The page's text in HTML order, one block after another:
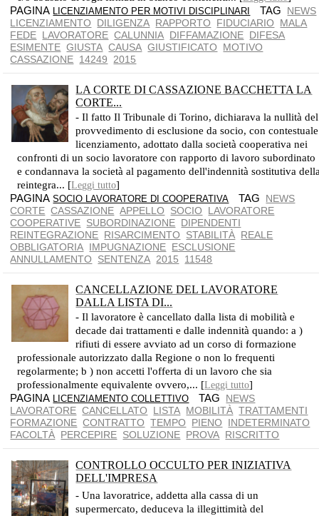
PAGINA LICENZIAMENTO PER MOTIVI DISCIPLINARI TAG NEWS
LICENZIAMENTO
DILIGENZA RAPPORTO FIDUCIARIO
MALA
FEDE LAVORATORE CALUNNIA DIFFAMAZIONE DIFESA
ESIMENTE GIUSTA CAUSA GIUSTIFICATO
MOTIVO
CASSAZIONE 14249 2015
LA CORTE DI CASSAZIONE BACCHETTA LA
CORTE...
- Il fatto Il Tribunale di Torino, dichiarava la nullità del
provvedimento di esclusione da socio, con contestuale
licenziamento, adottato dalla società cooperativa nei
confronti di un socio lavoratore con rapporto di lavoro subordinato
e condannava la società al pagamento dell'indennità sostitutiva
reintegra... [Leggi tutto]
PAGINASOCIO LAVORATORE DI COOPERATIVA TAG NEWS
CORTE CASSAZIONE APPELLO SOCIO
LAVORATORE
COOPERATIVE SUBORDINAZIONE DIPENDENTI
REINTEGRAZIONE RISARCIMENTO STABILITÀ REALE
OBBLIGATORIA IMPUGNAZIONE ESCLUSIONE
ANNULLAMENTO
SENTENZA 2015 11548
CANCELLAZIONE DEL LAVORATORE
DALLA LISTA DI...
- Il lavoratore è cancellato dalla lista di mobilità e
decade dai trattamenti e dalle indennità quando: a )
rifiuti di essere avviato ad un corso di formazione
professionale autorizzato dalla Regione o non lo frequenti
regolarmente; b ) non accetti l'offerta di un lavoro che sia
professionalmente equivalente ovvero,... [Leggi tutto]
PAGINA LICENZIAMENTO COLLETTIVO TAG NEWS
LAVORATORE CANCELLATO LISTA MOBILITÀ TRATTAMENTI
FORMAZIONE CONTRATTO TEMPO PIENO
INDETERMINATO
FACOLTÀ PERCEPIRE SOLUZIONE PROVA RISCRITTO
CONTROLLO OCCULTO PER INIZIATIVA
DELL'IMPRESA
- Una lavoratrice, addetta alla cassa di un
supermercato, deduceva la illegittimità del